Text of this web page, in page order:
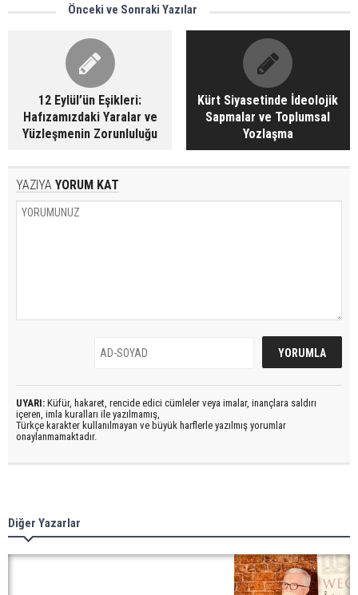
Önceki ve Sonraki Yazılar
12 Eylül’ün Eşikleri:
Hafızamızdaki Yaralar ve
Yüzleşmenin Zorunluluğu
Kürt Siyasetinde İdeolojik
Sapmalar ve Toplumsal
Yozlaşma
YAZIYA YORUM KAT
UYARI: Küfür, hakaret, rencide edici cümleler veya imalar, inançlara saldırı
içeren, imla kuralları ile yazılmamış,
Türkçe karakter kullanılmayan ve büyük harflerle yazılmış yorumlar
onaylanmamaktadır.
Diğer Yazarlar